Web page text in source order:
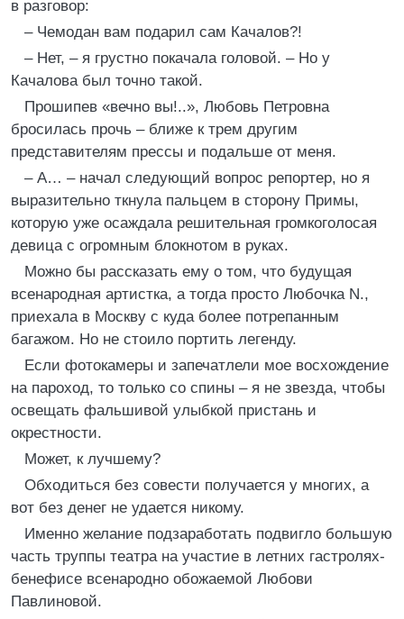
в разговор:
– Чемодан вам подарил сам Качалов?!
– Нет, – я грустно покачала головой. – Но у
Качалова был точно такой.
Прошипев «вечно вы!..», Любовь Петровна
бросилась прочь – ближе к трем другим
представителям прессы и подальше от меня.
– А… – начал следующий вопрос репортер, но я
выразительно ткнула пальцем в сторону Примы,
которую уже осаждала решительная громкоголосая
девица с огромным блокнотом в руках.
Можно бы рассказать ему о том, что будущая
всенародная артистка, а тогда просто Любочка N.,
приехала в Москву с куда более потрепанным
багажом. Но не стоило портить легенду.
Если фотокамеры и запечатлели мое восхождение
на пароход, то только со спины – я не звезда, чтобы
освещать фальшивой улыбкой пристань и
окрестности.
Может, к лучшему?
Обходиться без совести получается у многих, а
вот без денег не удается никому.
Именно желание подзаработать подвигло большую
часть труппы театра на участие в летних гастролях-
бенефисе всенародно обожаемой Любови
Павлиновой.